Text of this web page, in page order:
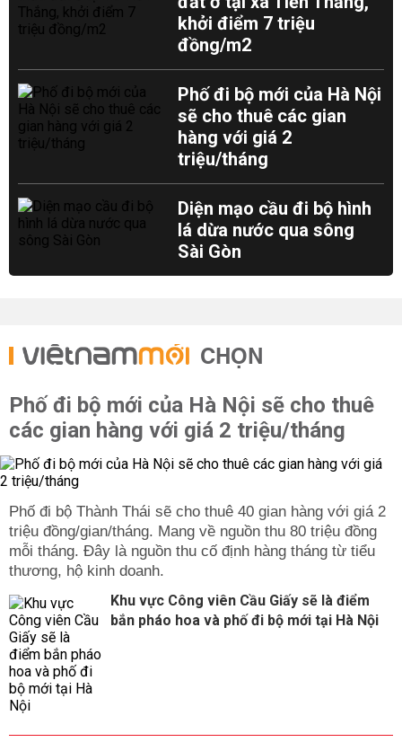
khởi điểm 7 triệu
đồng/m2
Phố đi bộ mới của Hà Nội
sẽ cho thuê các gian
hàng với giá 2
triệu/tháng
Diện mạo cầu đi bộ hình
lá dừa nước qua sông
Sài Gòn
CHỌN
Phố đi bộ mới của Hà Nội sẽ cho thuê
các gian hàng với giá 2 triệu/tháng
Phố đi bộ Thành Thái sẽ cho thuê 40 gian hàng với giá 2
triệu đồng/gian/tháng. Mang về nguồn thu 80 triệu đồng
mỗi tháng. Đây là nguồn thu cố định hàng tháng từ tiểu
thương, hộ kinh doanh.
Khu vực Công viên Cầu Giấy sẽ là điểm
bắn pháo hoa và phố đi bộ mới tại Hà Nội